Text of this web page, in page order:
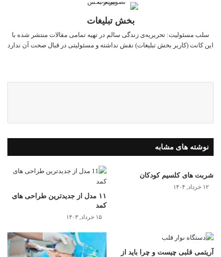
بخش تبلیغات
سلب‌ مسئولیت: تحریریه‌ی زندگی سالم در تهیه‌ تمامی مقالات منتشر شده با
این کانت (کاربر بخش تبلیغات) نقش نداشته و مسئولیتی در قبال صحت آن ندارد
نوشته های مشابه
شربت های کلسیم کودکان
۱۲ خرداد, ۱۴۰۴
۱۱ مدل از جدیدترین طراحی های
کمد
۱۵ خرداد, ۱۴۰۳
آریتمی قلبی چیست و چرا باید از